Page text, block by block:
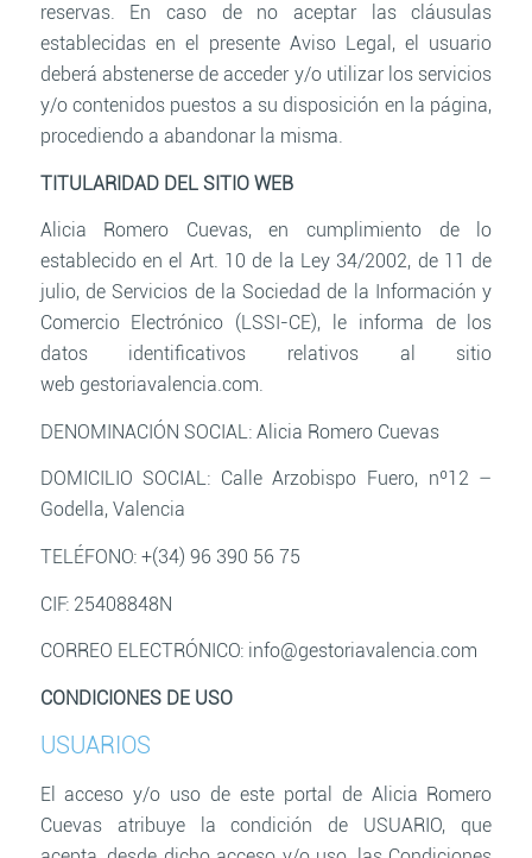
reservas. En caso de no aceptar las cláusulas
establecidas en el presente Aviso Legal, el usuario
deberá abstenerse de acceder y/o utilizar los servicios
y/o contenidos puestos a su disposición en la página,
procediendo a abandonar la misma.
TITULARIDAD DEL SITIO WEB
Alicia Romero Cuevas, en cumplimiento de lo
establecido en el Art. 10 de la Ley 34/2002, de 11 de
julio, de Servicios de la Sociedad de la Información y
Comercio Electrónico (LSSI-CE), le informa de los
datos identificativos relativos al sitio
web gestoriavalencia.com.
DENOMINACIÓN SOCIAL: Alicia Romero Cuevas
DOMICILIO SOCIAL: Calle Arzobispo Fuero, nº12 –
Godella, Valencia
TELÉFONO: +(34) 96 390 56 75
CIF: 25408848N
CORREO ELECTRÓNICO: info@gestoriavalencia.com
CONDICIONES DE USO
USUARIOS
El acceso y/o uso de este portal de Alicia Romero
Cuevas atribuye la condición de USUARIO, que